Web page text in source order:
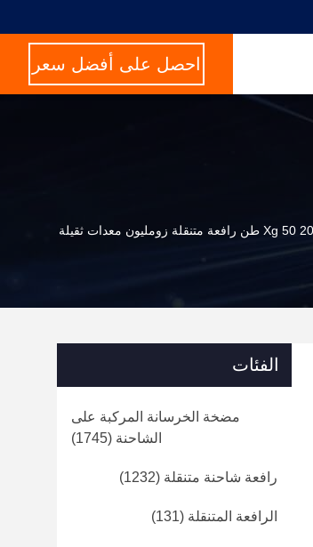
احصل على أفضل سعر
الفئات
مضخة الخرسانة المركبة على
الشاحنة (1745)
رافعة شاحنة متنقلة (1232)
الرافعة المتنقلة (131)